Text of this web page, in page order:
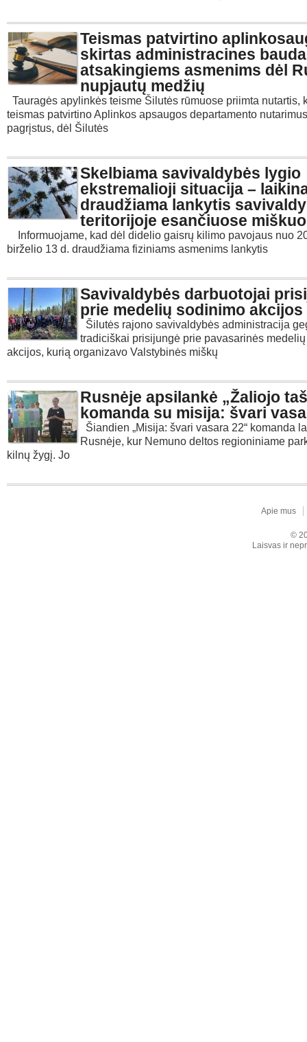
Teismas patvirtino
skirtas administracines
atsakingiems asmenims dėl
nupjautų medžių
Tauragės apylinkės teisme Šilutės rūmuose priimta nutartis,
teismas patvirtino Aplinkos apsaugos departamento
pagrįstus, dėl Šilutės
Skelbiama savivaldybės lygio
ekstremalioji situacija –
draudžiama lankytis
teritorijoje esančiuose
Informuojame, kad dėl didelio gaisrų kilimo pavojaus nuo
birželio 13 d. draudžiama fiziniams asmenims lankytis
Savivaldybės darbuotojai
prie medelių sodinimo akcijos
Šilutės rajono savivaldybės administracija
tradiciškai prisijungė prie pavasarinės
akcijos, kurią organizavo Valstybinės miškų
Rusnėje apsilankė „Žaliojo
komanda su misija: švari
Šiandien „Misija: švari vasara 22“ komanda
Rusnėje, kur Nemuno deltos regioniniame
kilnų žygį. Jo
Apie mus
©
Laisvas ir